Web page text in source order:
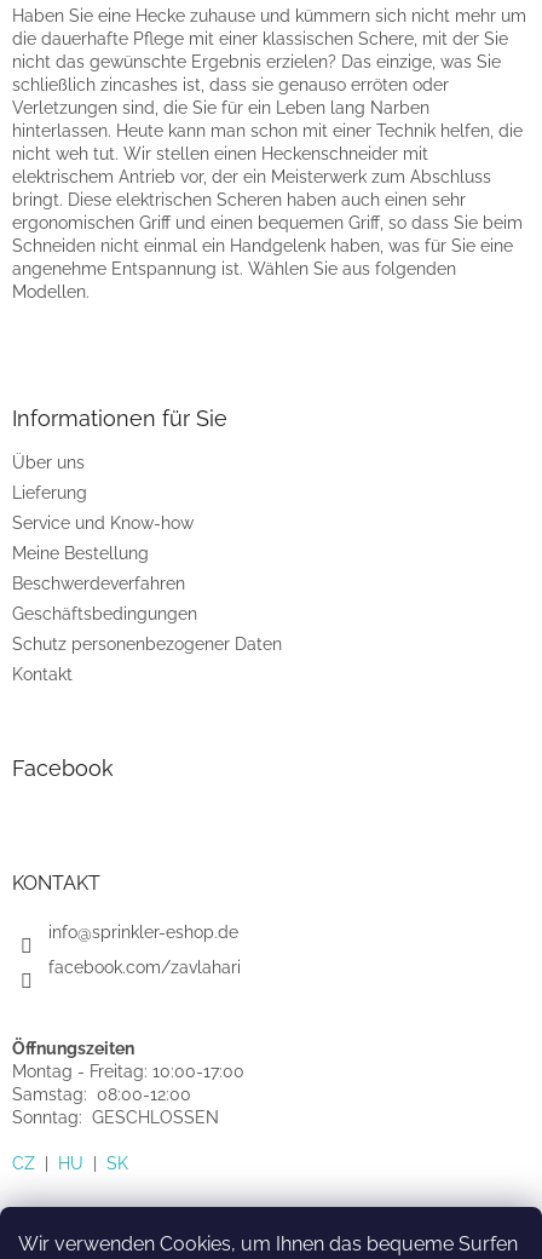
Wir verwenden Cookies, um Ihnen das bequeme Surfen
e
u
e
r
e
l
e
m
e
n
t
e
Haben Sie eine Hecke zuhause und kümmern sich nicht mehr um
die dauerhafte Pflege mit einer klassischen Schere, mit der Sie
nicht das gewünschte Ergebnis erzielen? Das einzige, was Sie
schließlich zincashes ist, dass sie genauso erröten oder
Verletzungen sind, die Sie für ein Leben lang Narben
hinterlassen. Heute kann man schon mit einer Technik helfen, die
nicht weh tut. Wir stellen einen Heckenschneider mit
elektrischem Antrieb vor, der ein Meisterwerk zum Abschluss
bringt. Diese elektrischen Scheren haben auch einen sehr
ergonomischen Griff und einen bequemen Griff, so dass Sie beim
Schneiden nicht einmal ein Handgelenk haben, was für Sie eine
angenehme Entspannung ist. Wählen Sie aus folgenden
Modellen.
e
Informationen für Sie
Über uns
Lieferung
Service und Know-how
Meine Bestellung
Beschwerdeverfahren
Geschäftsbedingungen
Schutz personenbezogener Daten
Kontakt
Facebook
KONTAKT
info@sprinkler-eshop.de
facebook.com/zavlahari
Öffnungszeiten
Montag - Freitag: 10:00-17:00
Samstag: 08:00-12:00
Sonntag: GESCHLOSSEN
CZ HU SK